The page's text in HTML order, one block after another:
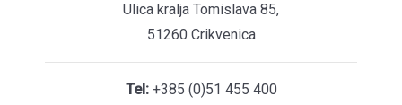
Ulica kralja Tomislava 85,
51260 Crikvenica
Tel:+385 (0)51 455 400